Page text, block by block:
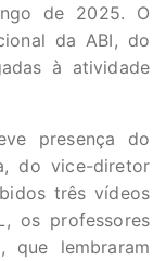
de 2025. O
da ABI, do
à atividade
presença do
do vice-diretor
três vídeos
os professores
que lembraram